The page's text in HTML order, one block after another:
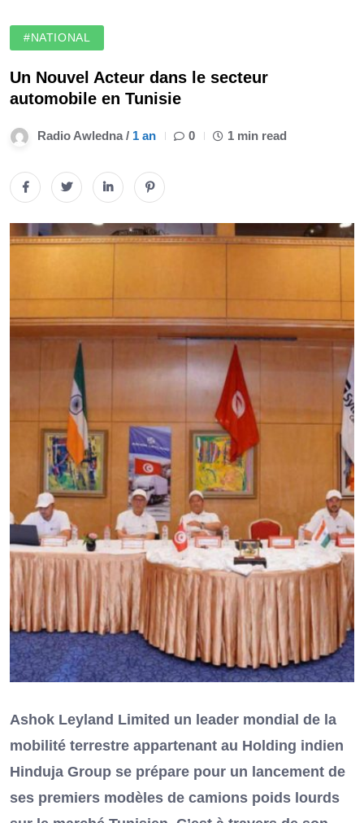
#NATIONAL
Un Nouvel Acteur dans le secteur
automobile en Tunisie
Radio Awledna / 1 an 0 1 min read
Ashok Leyland Limited un leader mondial de la
mobilité terrestre appartenant au Holding indien
Hinduja Group se prépare pour un lancement de
ses premiers modèles de camions poids lourds